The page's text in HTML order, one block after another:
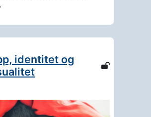
identitet og